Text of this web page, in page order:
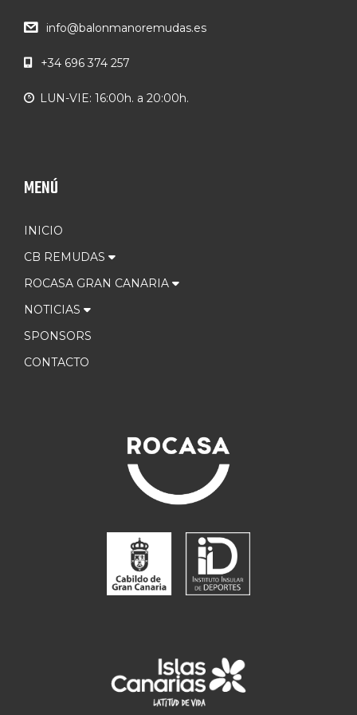
info@balonmanoremudas.es
+34 696 374 257
LUN-VIE: 16:00h. a 20:00h.
MENÚ
INICIO
CB REMUDAS
ROCASA GRAN CANARIA
NOTICIAS
SPONSORS
CONTACTO